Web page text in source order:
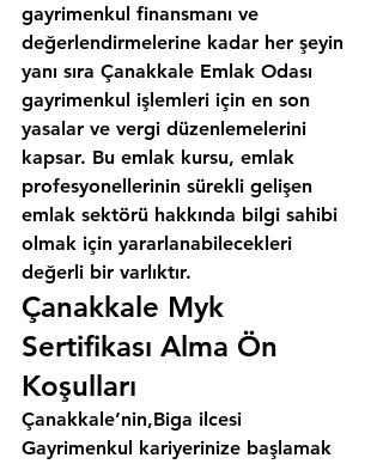
gayrimenkul finansmanı ve
değerlendirmelerine kadar her şeyin
yanı sıra Çanakkale Emlak Odası
gayrimenkul işlemleri için en son
yasalar ve vergi düzenlemelerini
kapsar. Bu emlak kursu, emlak
profesyonellerinin sürekli gelişen
emlak sektörü hakkında bilgi sahibi
olmak için yararlanabilecekleri
değerli bir varlıktır.
Çanakkale Myk
Sertifikası Alma Ön
Koşulları
Çanakkale’nin,Biga ilcesi
Gayrimenkul kariyerinize başlamak